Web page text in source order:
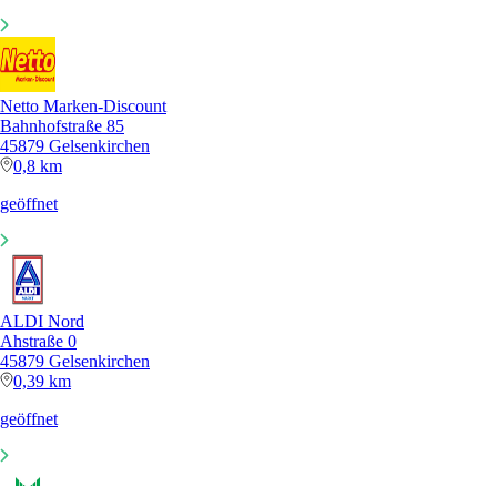
Netto Marken-Discount
Bahnhofstraße 85
45879 Gelsenkirchen
0,8 km
geöffnet
ALDI Nord
Ahstraße 0
45879 Gelsenkirchen
0,39 km
geöffnet